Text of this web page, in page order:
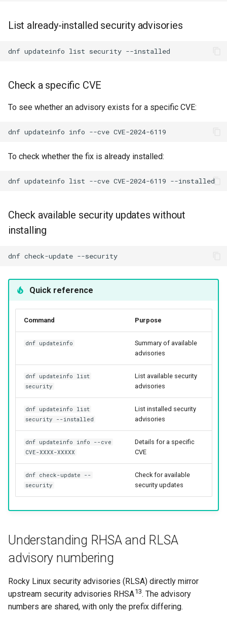
List already-installed security advisories
dnf updateinfo list security
Check a specific CVE
To see whether an advisory exists for a specific CVE:
dnf updateinfo info --cve
To check whether the fix is already installed:
dnf updateinfo list --cve CVE-2024-6119
Check available security updates without
installing
dnf check-update
Quick reference
Command Purpose
dnf updateinfo
Summary of available
advisories
dnf updateinfo list
security
List available security
advisories
dnf updateinfo list
security --installed
List installed security
advisories
dnf updateinfo info --cve
CVE-XXXX-XXXXX
Details for a specific
CVE
dnf check-update --
security
Check for available
security updates
Understanding RHSA and RLSA
advisory numbering
Rocky Linux security advisories (RLSA) directly mirror
upstream security advisories RHSA13. The advisory
numbers are shared, with only the prefix differing.